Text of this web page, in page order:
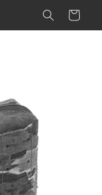
Cart